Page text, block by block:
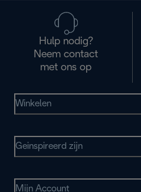
Hulp nodig?
Neem contact
met ons op
Winkelen
Geinspireerd zijn
Mijn Account